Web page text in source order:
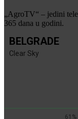
„AgroTV“ – jedini
365 dana u godini.
BELGRADE
Clear Sky
61%